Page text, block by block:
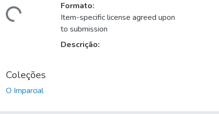
Carregando...
Formato:
Item-specific license agreed upon
to submission
Descrição:
Coleções
O Imparcial